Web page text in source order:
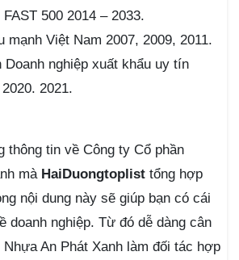
500 2014 – 2033.
mạnh Việt Nam 2007, 2009, 2011.
Doanh nghiệp xuất khẩu uy tín
2021.
thông tin về Công ty Cổ phần
mà HaiDuongtoplist tổng hợp
nội dung này sẽ giúp bạn có cái
doanh nghiệp. Từ đó dễ dàng cân
An Phát Xanh làm đối tác hợp